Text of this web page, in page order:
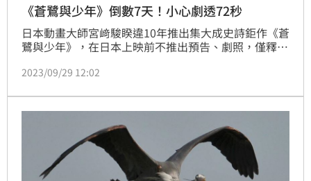
《蒼鷺與少年》倒數7天！小心劇透72秒
日本動畫大師宮﨑駿睽違10年推出集大成史詩鉅作《蒼
鷺與少年》，在日本上映前不推出預告、劇照，僅釋出
全球上映倒數8天之際，吉卜力工作室再次送上獻禮，
張，定名為「Before搶先版」和「After隱藏版」。
2023/09/29 12:02